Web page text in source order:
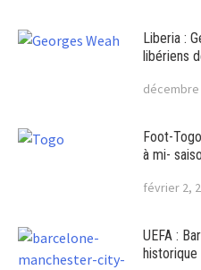
Liberia :
libériens
décembre
Foot-
à mi-
février 2,
UEFA :